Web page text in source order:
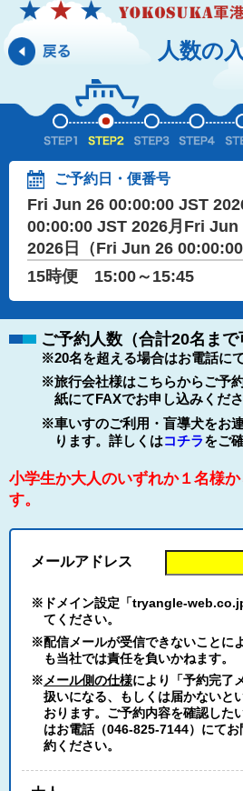
人数の
ご予約日・便番号
Fri Jun 26 00:00:00 JST
00:00:00 JST 2026月Fri
2026日（Fri Jun 26 00:00:00
15時便 15:00～15:45
ご予約人数（合計20名まで
※20名を超える場合はお電話にて
※旅行会社様はこちらからご予
紙にてFAXでお申し込みくださ
※車いすのご利用・盲導犬をお
ります。詳しくはコチラをご
小学生か大人のいずれか１名様
す。
メールアドレス
※ドメイン設定「tryangle-
てください。
※配信メールが受信できないことに
も当社では責任を負いかねます。
※メール側の仕様により「予約完了
扱いになる、もしくは届かないと
おります。ご予約内容を確認した
はお電話（046-825-7144）にて
約ください。